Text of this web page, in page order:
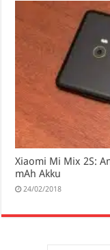
Xiaomi Mi Mix 2S:
mAh Akku
24/02/2018